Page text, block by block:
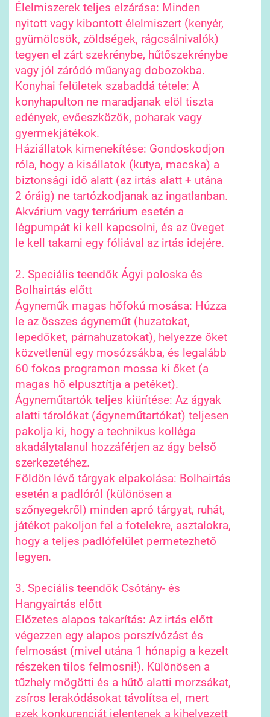
Élelmiszerek teljes elzárása: Minden
nyitott vagy kibontott élelmiszert (kenyér,
gyümölcsök, zöldségek, rágcsálnivalók)
tegyen el zárt szekrénybe, hűtőszekrénybe
vagy jól záródó műanyag dobozokba.
Konyhai felületek szabaddá tétele: A
konyhapulton ne maradjanak elöl tiszta
edények, evőeszközök, poharak vagy
gyermekjátékok.
Háziállatok kimenekítése: Gondoskodjon
róla, hogy a kisállatok (kutya, macska) a
biztonsági idő alatt (az irtás alatt + utána
2 óráig) ne tartózkodjanak az ingatlanban.
Akvárium vagy terrárium esetén a
légpumpát ki kell kapcsolni, és az üveget
le kell takarni egy fóliával az irtás idejére.
2. Speciális teendők Ágyi poloska és
Bolhairtás előtt
Ágyneműk magas hőfokú mosása: Húzza
le az összes ágyneműt (huzatokat,
lepedőket, párnahuzatokat), helyezze őket
közvetlenül egy mosózsákba, és legalább
60 fokos programon mossa ki őket (a
magas hő elpusztítja a petéket).
Ágyneműtartók teljes kiürítése: Az ágyak
alatti tárolókat (ágyneműtartókat) teljesen
pakolja ki, hogy a technikus kolléga
akadálytalanul hozzáférjen az ágy belső
szerkezetéhez.
Földön lévő tárgyak elpakolása: Bolhairtás
esetén a padlóról (különösen a
szőnyegekről) minden apró tárgyat, ruhát,
játékot pakoljon fel a fotelekre, asztalokra,
hogy a teljes padlófelület permetezhető
legyen.
3. Speciális teendők Csótány- és
Hangyairtás előtt
Előzetes alapos takarítás: Az irtás előtt
végezzen egy alapos porszívózást és
felmosást (mivel utána 1 hónapig a kezelt
részeken tilos felmosni!). Különösen a
tűzhely mögötti és a hűtő alatti morzsákat,
zsíros lerakódásokat távolítsa el, mert
ezek konkurenciát jelentenek a kihelyezett